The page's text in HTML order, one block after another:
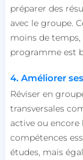
préparer des
avec le groupe.
moins de temps,
programme est
4. Améliorer
Réviser en
transversales
active ou encore
compétences
études, mais